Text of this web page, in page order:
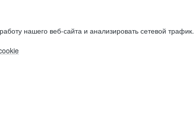
нашего веб-сайта и анализировать сетевой трафик.